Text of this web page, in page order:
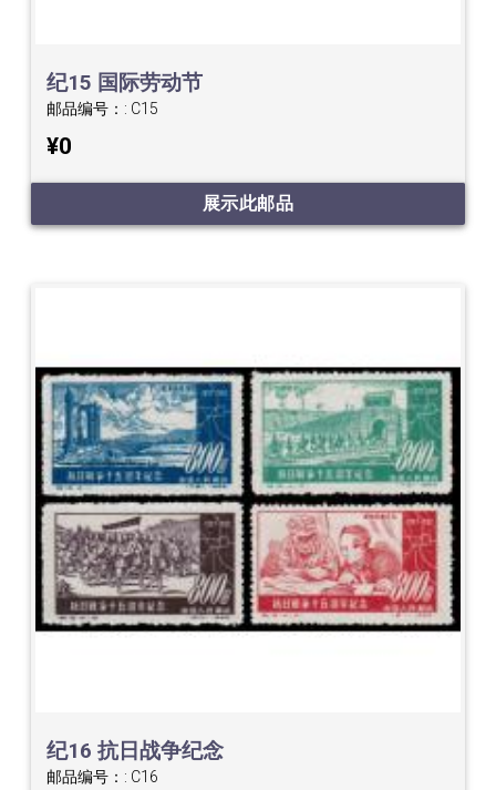
纪15 国际劳动节
邮品编号：: C15
¥0
展示此邮品
纪16 抗日战争纪念
邮品编号：: C16